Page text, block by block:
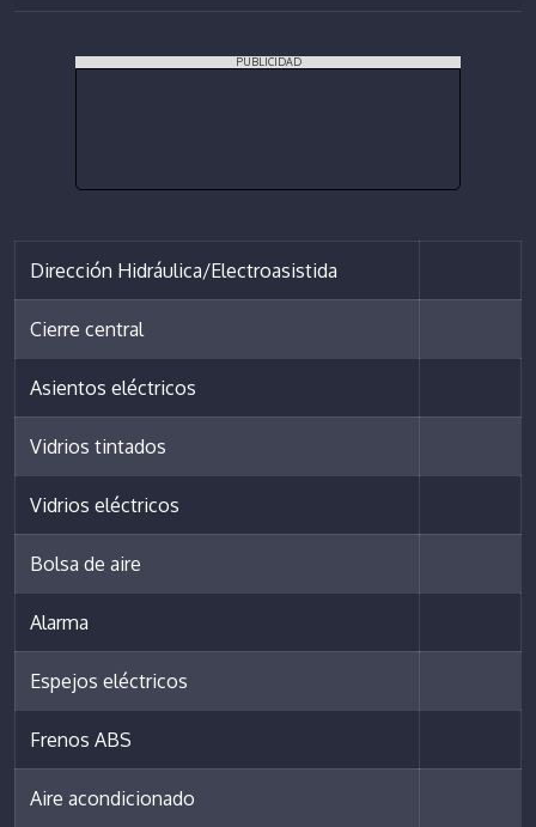
PUBLICIDAD
Dirección Hidráulica/Electroasistida
Cierre central
Asientos eléctricos
Vidrios tintados
Vidrios eléctricos
Bolsa de aire
Alarma
Espejos eléctricos
Frenos ABS
Aire acondicionado